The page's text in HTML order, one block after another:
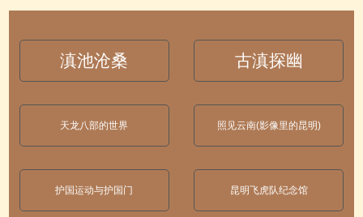
滇池沧桑 古滇探幽
天龙八部的世界 照见云南(影像里的昆明)
护国运动与护国门 昆明飞虎队纪念馆